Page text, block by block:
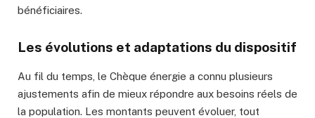
bénéficiaires.
Les évolutions et adaptations du dispositif
Au fil du temps, le Chèque énergie a connu plusieurs
ajustements afin de mieux répondre aux besoins réels de
la population. Les montants peuvent évoluer, tout